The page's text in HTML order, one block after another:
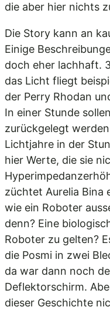
die aber hier nichts
Die Story kann an
Einige
doch eher lachhaft.
das Licht fliegt
der Perry Rhodan
In einer Stunde
zurückgelegt
Lichtjahre in der
hier Werte, die sie
züchtet Aurelia Bina
wie ein Roboter
denn? Eine
Roboter zu gelten?
die Posmi in zwei
da war dann noch
Deflektorschirm.
dieser Geschichte